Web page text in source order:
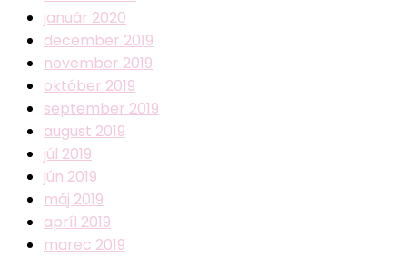
január 2020
december 2019
november 2019
október 2019
september 2019
august 2019
júl 2019
jún 2019
máj 2019
apríl 2019
marec 2019